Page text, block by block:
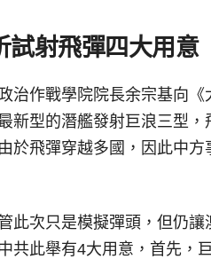
試射飛彈四大用意
治作戰學院院長余宗基向
新型的潛艦發射巨浪三型
於飛彈穿越多國，因此中
此次只是模擬彈頭，但仍
共此舉有4大用意，首先，